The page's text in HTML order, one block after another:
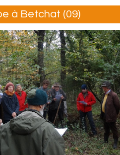
à Betchat (09)